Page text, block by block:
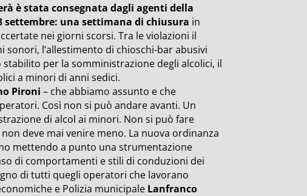
è stata consegnata dagli agenti della
una settimana di chiusura in
nei giorni scorsi. Tra le violazioni il
sonori, l’allestimento di chioschi-bar abusivi
per la somministrazione degli alcolici, il
a minori di anni sedici.
Pironi – che abbiamo assunto e che
Così non si può andare avanti. Un
di alcol ai minori. Non si può fare
deve mai venire meno. La nuova ordinanza
mettendo a punto una strumentazione
di comportamenti e stili di conduzioni dei
di tutti quegli operatori che lavorano
e Polizia municipale Lanfranco